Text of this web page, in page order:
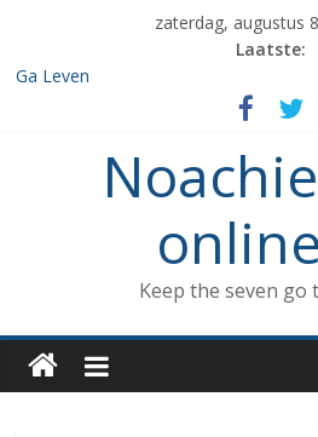
inhoud
zaterdag, augustus
Laatste:
Ga Leven
De de 7 geboden die aan Noach
enige vorm van rituele Sabbat rust.
Het verzamelen van dieren in de ark
Wat kunnen Noachieden lezen tijdens
Keep the seven go